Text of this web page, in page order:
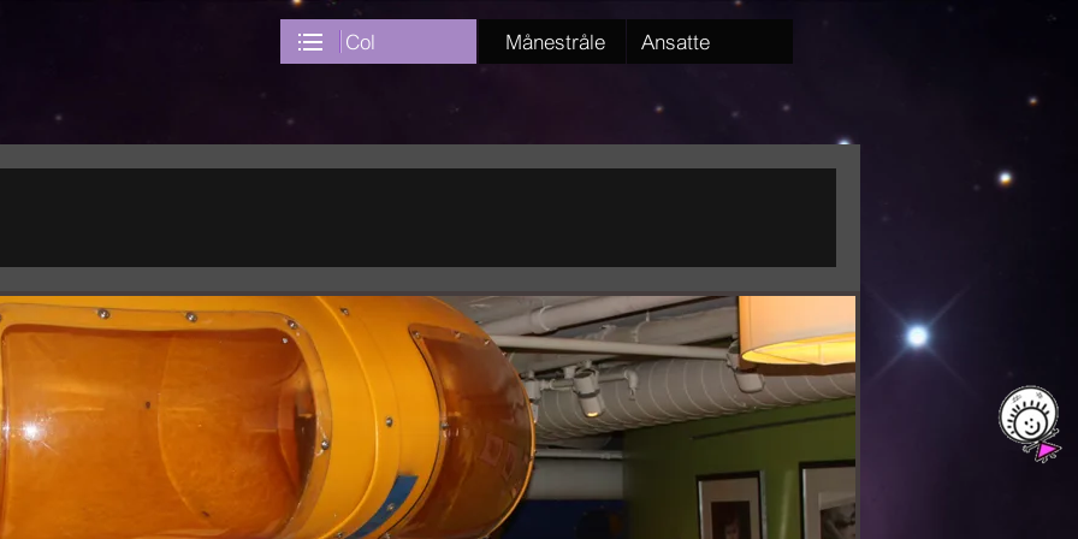
Ansatte
Månestråle
Col